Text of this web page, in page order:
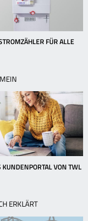
FÜR ALLE
KUNDENPORTAL VON TWL
ERKLÄRT